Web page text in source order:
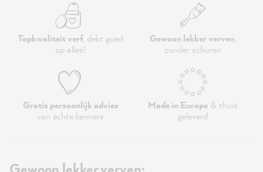
Topkwaliteit verf, dekt goed
op alles!
Gewoon lekker verven,
zonder schuren
Gratis persoonlijk advies
van échte kenners
Made in Europe& thuis
geleverd